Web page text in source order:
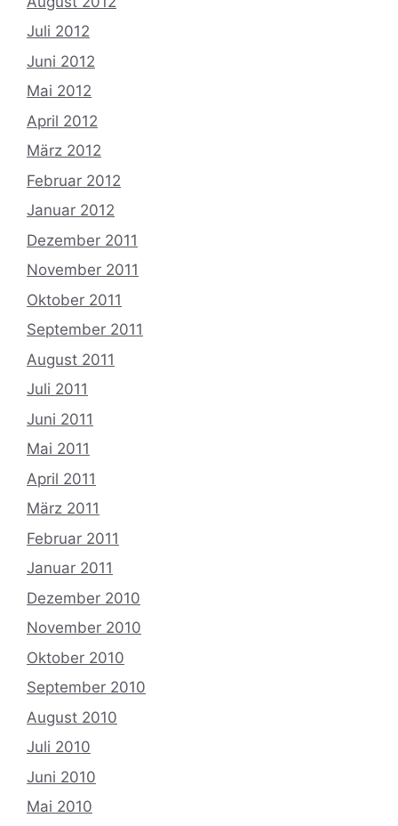
Juli 2012
Juni 2012
Mai 2012
April 2012
März 2012
Februar 2012
Januar 2012
Dezember 2011
November 2011
Oktober 2011
September 2011
August 2011
Juli 2011
Juni 2011
Mai 2011
April 2011
März 2011
Februar 2011
Januar 2011
Dezember 2010
November 2010
Oktober 2010
September 2010
August 2010
Juli 2010
Juni 2010
Mai 2010